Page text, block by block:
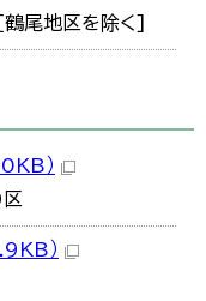
鶴尾地区を除く]
）
）